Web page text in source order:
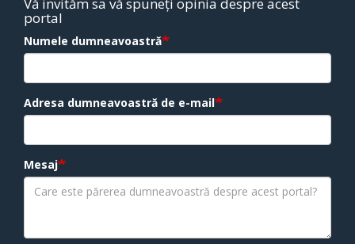
Vă invităm sa vă spuneți opinia despre acest
portal
Numele dumneavoastră
Adresa dumneavoastră de e-mail
Mesaj